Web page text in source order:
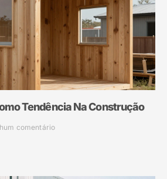
Tendência Na Construção
comentário